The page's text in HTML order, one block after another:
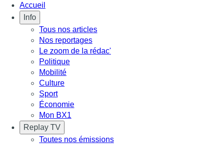
Accueil
Info
Tous nos articles
Nos reportages
Le zoom de la rédac'
Politique
Mobilité
Culture
Sport
Économie
Mon BX1
Replay TV
Toutes nos émissions